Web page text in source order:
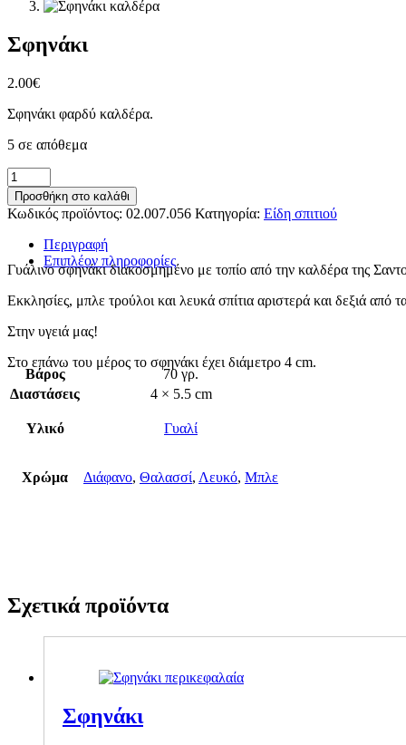
Σφηνάκι
2.00€
Σφηνάκι φαρδύ καλδέρα.
5 σε απόθεμα
Σφηνάκι
ποσότητα
Προσθήκη στο καλάθι
Κωδικός προϊόντος: 02.007.056 Κατηγορία: Είδη σπιτιού
Περιγραφή
Επιπλέον πληροφορίες
Γυάλινο σφηνάκι διακοσμημένο με τοπίο από την καλδέρα της
Εκκλησίες, μπλε τρούλοι και λευκά σπίτια αριστερά και δεξιά από
Στην υγειά μας!
Στο επάνω του μέρος το σφηνάκι έχει διάμετρο 4 cm.
Βάρος
70 γρ.
Διαστάσεις
4 × 5.5 cm
Υλικό Γυαλί
Χρώμα Διάφανο, Θαλασσί, Λευκό, Μπλε
Σχετικά προϊόντα
Σφηνάκι